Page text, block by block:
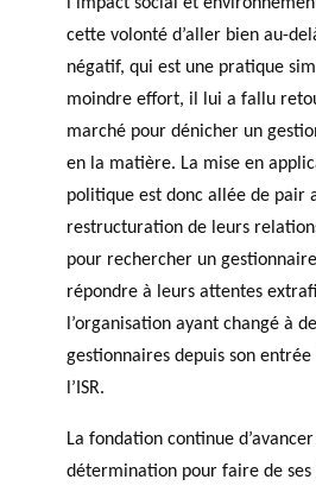
cette volonté d’aller bien au-
négatif, qui est une pratique
moindre effort, il lui a fallu
marché pour dénicher un
en la matière. La mise en
politique est donc allée de pair
restructuration de leurs
pour rechercher un
répondre à leurs attentes
l’organisation ayant changé à
gestionnaires depuis son
l’ISR.
La fondation continue
détermination pour faire de ses